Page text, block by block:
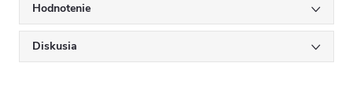
Hodnotenie
Diskusia